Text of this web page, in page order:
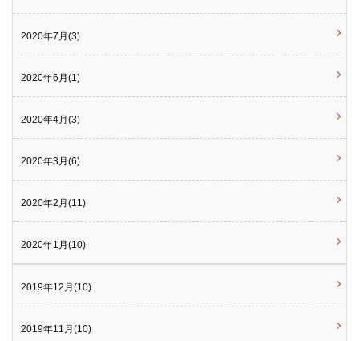
2020年7月(3)
2020年6月(1)
2020年4月(3)
2020年3月(6)
2020年2月(11)
2020年1月(10)
2019年12月(10)
2019年11月(10)